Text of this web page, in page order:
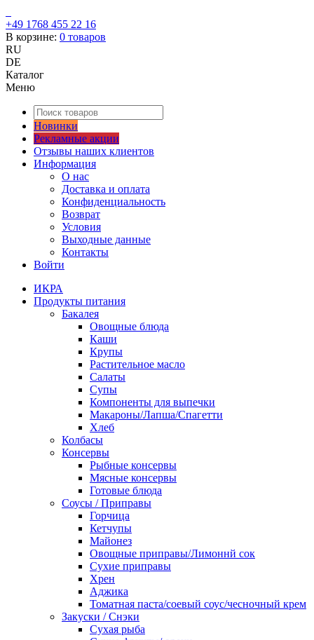
+49 1768 455 22 16
В корзине: 0 товаров
RU
DE
Каталог
Меню
Новинки
Рекламные акции
Отзывы наших клиентов
Информация
О нас
Доставка и оплата
Конфиденциальность
Возврат
Условия
Выходные данные
Контакты
Войти
ИКРА
Продукты питания
Бакалея
Овощные блюда
Каши
Крупы
Растительное масло
Салаты
Супы
Компоненты для выпечки
Макароны/Лапша/Спагетти
Хлеб
Колбасы
Консервы
Рыбные консервы
Мясные консервы
Готовые блюда
Соусы / Приправы
Горчица
Кетчупы
Майонез
Овощные приправы/Лимоннй сок
Сухие приправы
Хрен
Аджика
Томатная паста/соевый соус/чесночный крем
Закуски / Снэки
Сухая рыба